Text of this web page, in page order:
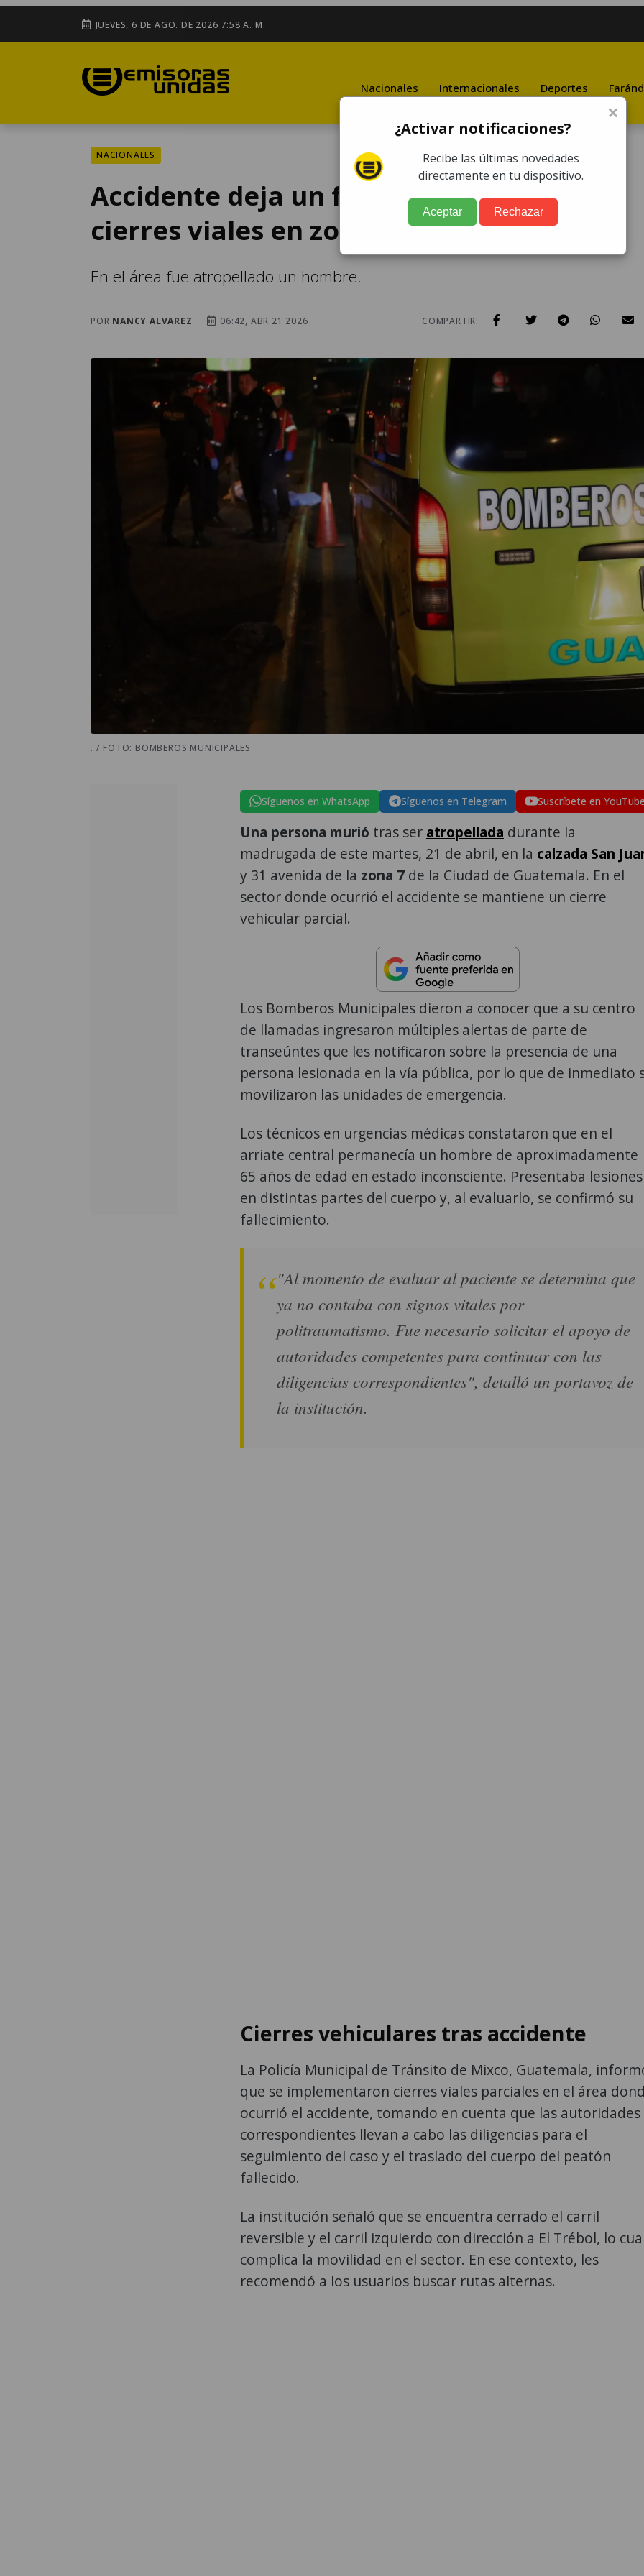
JUEVES, 6 DE AGO. DE 2026 7:58 A. M.
Nacionales Internacionales Deportes
NACIONALES
Accidente deja un fallecido y provoca
cierres viales en zona 7
En el área fue atropellado un hombre.
POR NANCY ALVAREZ 06:42, ABR 21 2026 COMPARTIR:
. / FOTO: BOMBEROS MUNICIPALES
Síguenos en WhatsApp Síguenos en Telegram Suscríbete en
Una persona murió tras ser atropellada durante la
madrugada de este martes, 21 de abril, en la calzada San
y 31 avenida de la zona 7 de la Ciudad de Guatemala. En el
sector donde ocurrió el accidente se mantiene un cierre
vehicular parcial.
Los Bomberos Municipales dieron a conocer que a su centro
de llamadas ingresaron múltiples alertas de parte de
transeúntes que les notificaron sobre la presencia de una
persona lesionada en la vía pública, por lo que de inmediato
movilizaron las unidades de emergencia.
Los técnicos en urgencias médicas constataron que en el
arriate central permanecía un hombre de aproximadamente
65 años de edad en estado inconsciente. Presentaba lesiones
en distintas partes del cuerpo y, al evaluarlo, se confirmó su
fallecimiento.
"Al momento de evaluar al paciente se determina que
ya no contaba con signos vitales por
politraumatismo. Fue necesario solicitar el apoyo de
autoridades competentes para continuar con las
diligencias correspondientes", detalló un portavoz de
la institución.
Cierres vehiculares tras accidente
La Policía Municipal de Tránsito de Mixco, Guatemala,
que se implementaron cierres viales parciales en el área
ocurrió el accidente, tomando en cuenta que las autoridades
correspondientes llevan a cabo las diligencias para el
seguimiento del caso y el traslado del cuerpo del peatón
fallecido.
La institución señaló que se encuentra cerrado el carril
reversible y el carril izquierdo con dirección a El Trébol, lo
complica la movilidad en el sector. En ese contexto, les
recomendó a los usuarios buscar rutas alternas.
×
¿Activar notificaciones?
Recibe las últimas novedades
directamente en tu dispositivo.
Aceptar Rechazar